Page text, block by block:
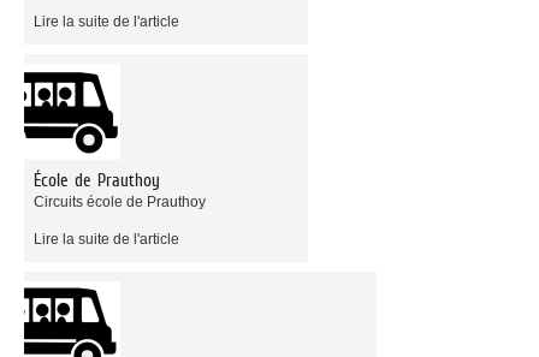
Lire la suite de l'article
École de Prauthoy
Circuits école de Prauthoy
Lire la suite de l'article